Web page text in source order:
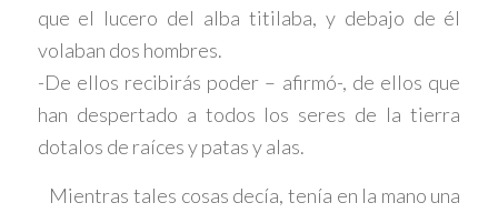
que el lucero del alba titilaba, y debajo de él
volaban dos hombres.
-De ellos recibirás poder – afirmó-, de ellos que
han despertado a todos los seres de la tierra
dotalos de raíces y patas y alas.
Mientras tales cosas decía, tenía en la mano una